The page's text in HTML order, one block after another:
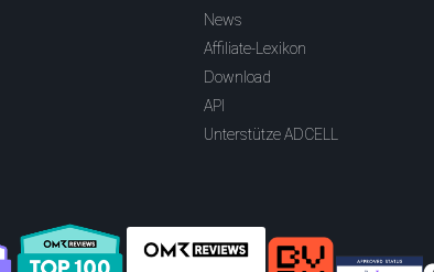
News
Affiliate-Lexikon
Download
API
Unterstütze ADCELL